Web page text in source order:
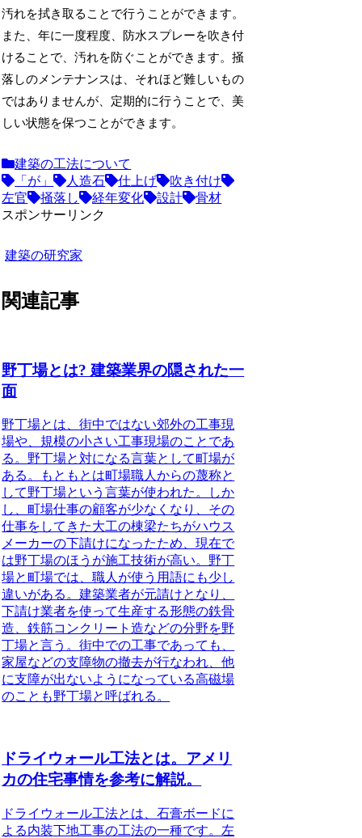
汚れを拭き取ることで行うことができます。
また、年に一度程度、防水スプレーを吹き付
けることで、汚れを防ぐことができます。掻
落しのメンテナンスは、それほど難しいもの
ではありませんが、定期的に行うことで、美
しい状態を保つことができます。
建築の工法について
「が」
人造石 仕上げ
吹き付け
左官
掻落し 経年変化 設計
骨材
スポンサーリンク
建築の研究家
関連記事
野丁場とは? 建築業界の隠された一
面
野丁場とは、街中ではない郊外の工事現
場や、規模の小さい工事現場のことであ
る。野丁場と対になる言葉として町場が
ある。もともとは町場職人からの蔑称と
して野丁場という言葉が使われた。しか
し、町場仕事の顧客が少なくなり、その
仕事をしてきた大工の棟梁たちがハウス
メーカーの下請けになったため、現在で
は野丁場のほうが施工技術が高い。野丁
場と町場では、職人が使う用語にも少し
違いがある。建築業者が元請けとなり、
下請け業者を使って生産する形態の鉄骨
造、鉄筋コンクリート造などの分野を野
丁場と言う。街中での工事であっても、
家屋などの支障物の撤去が行なわれ、他
に支障が出ないようになっている高磁場
のことも野丁場と呼ばれる。
ドライウォール工法とは。アメリ
カの住宅事情を参考に解説。
ドライウォール工法とは、石膏ボードに
よる内装下地工事の工法の一種です。左